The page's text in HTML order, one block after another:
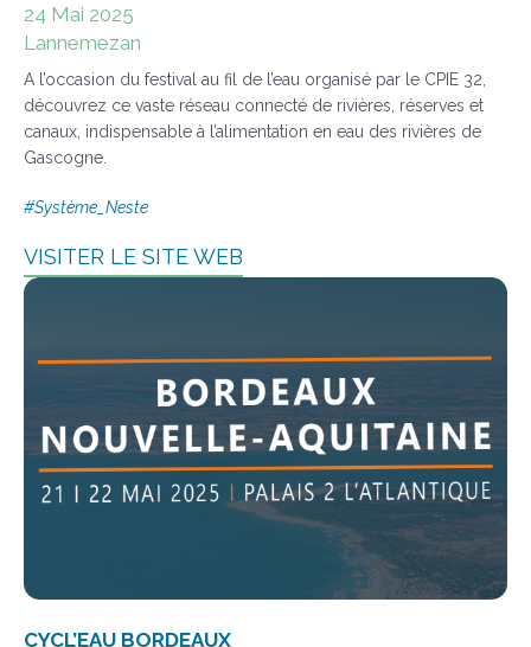
24 Mai 2025
Lannemezan
A l’occasion du festival au fil de l’eau organisé par le CPIE 32,
découvrez ce vaste réseau connecté de rivières, réserves et
canaux, indispensable à l’alimentation en eau des rivières de
Gascogne.
#Système_Neste
VISITER LE SITE WEB
CYCL’EAU BORDEAUX